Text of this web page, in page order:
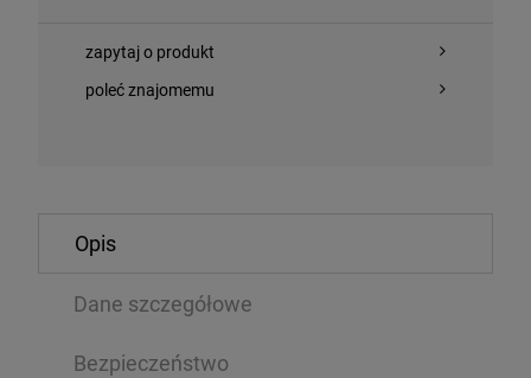
STONES, THE - FOREIGN TONGUES (BOXSET
RODRIGO,
zapytaj o produkt
poleć znajomemu
Opis
Dane szczegółowe
Bezpieczeństwo